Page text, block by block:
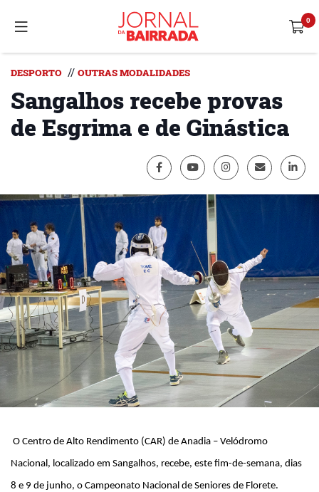
DESPORTO // OUTRAS MODALIDADES
Sangalhos recebe provas
de Esgrima e de Ginástica
O Centro de Alto Rendimento (CAR) de Anadia – Velódromo
Nacional, localizado em Sangalhos, recebe, este fim-de-semana, dias
8 e 9 de junho, o Campeonato Nacional de Seniores de Florete.